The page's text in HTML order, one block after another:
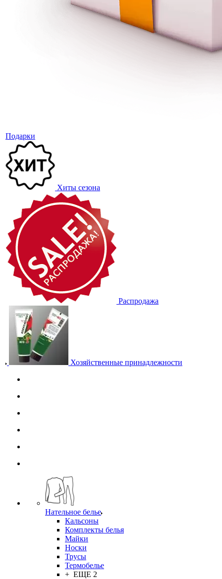
Подарки
Хиты сезона
Распродажа
Хозяйственные принадлежности
Нательное белье
Кальсоны
Комплекты белья
Майки
Носки
Трусы
Термобелье
+ ЕЩЕ 2